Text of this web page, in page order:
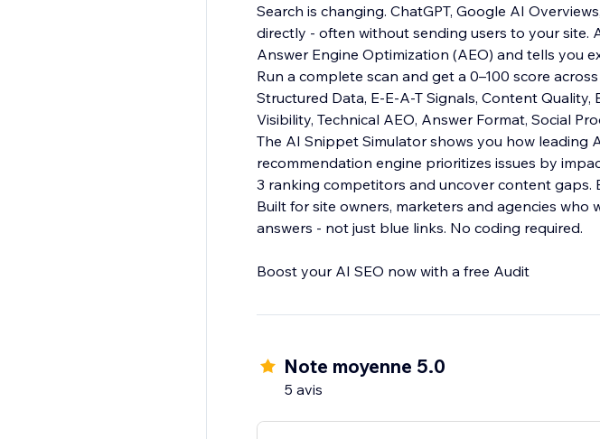
Search is changing. ChatGPT, Google AI
directly - often without sending users to your site.
Answer Engine Optimization (AEO) and tells you
Run a complete scan and get a 0–100 score
Structured Data, E-E-A-T Signals, Content Quality,
Visibility, Technical AEO, Answer Format, Social
The AI Snippet Simulator shows you how leading
recommendation engine prioritizes issues by
3 ranking competitors and uncover content gaps.
Built for site owners, marketers and agencies
answers - not just blue links. No coding required.
Boost your AI SEO now with a free Audit
Note moyenne 5.0
5 avis